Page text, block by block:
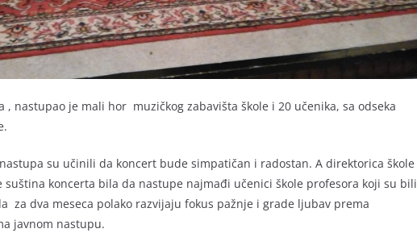
, nastupao je mali hor muzičkog zabavišta škole i 20 učenika, sa odseka
su učinili da koncert bude simpatičan i radostan. A direktorica škole
suština koncerta bila da nastupe najmađi učenici škole profesora koji su bili
za dva meseca polako razvijaju fokus pažnje i grade ljubav prema
javnom nastupu.